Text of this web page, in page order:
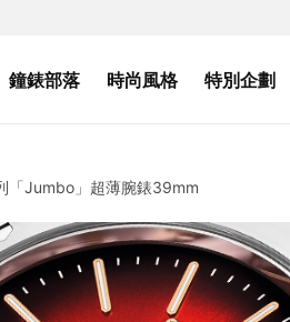
鐘錶部落 時尚風格 特別企劃
「Jumbo」超薄腕錶39mm